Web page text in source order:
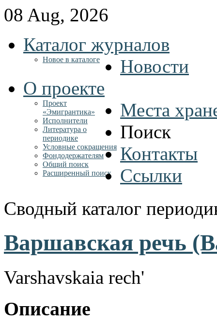
08 Aug, 2026
Каталог журналов
Новое в каталоге
Новости
О проекте
Проект
«Эмигрантика»
Исполнители
Литература о
периодике
Условные сокращения
Фондодержателям
Места
Поиск
Общий поиск
Расширенный поиск
Контакты
Ссылки
Сводный каталог
Варшавская речь
Varshavskaia rech'
Описание